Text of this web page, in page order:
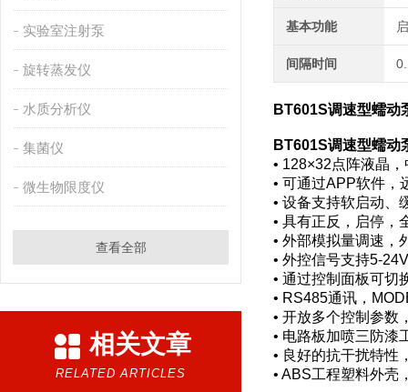
实验室注射泵
旋转蒸发仪
水质分析仪
集菌仪
微生物限度仪
查看全部
相关文章
RELATED ARTICLES
基本功能
间隔时间
BT601S调速型蠕动
BT601S调速型蠕动
• 128×32点阵液晶
• 可通过APP软件，
• 设备支持软启动、
• 具有正反，启停，
• 外部模拟量调速，
• 外控信号支持5-
• 通过控制面板可切
• RS485通讯，
• 开放多个控制参数
• 电路板加喷三防漆
• 良好的抗干扰特性
• ABS工程塑料外壳